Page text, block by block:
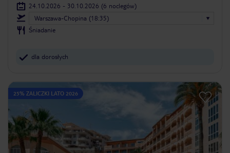
24.10.2026 - 30.10.2026 (6 noclegów)
Warszawa-Chopina (18:35)
Śniadanie
dla dorosłych
25% ZALICZKI LATO 2026